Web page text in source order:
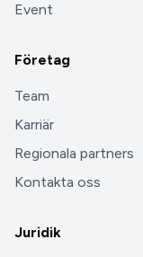
Event
Företag
Team
Karriär
Regionala partners
Kontakta oss
Juridik